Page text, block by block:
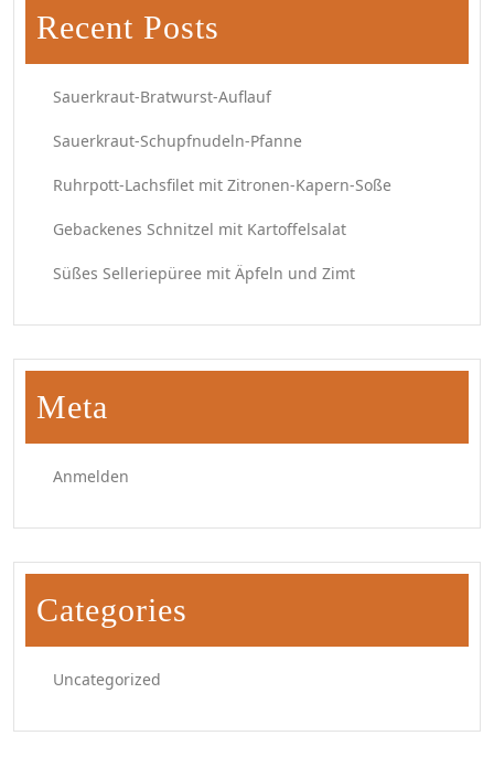
Recent Posts
Sauerkraut-Bratwurst-Auflauf
Sauerkraut-Schupfnudeln-Pfanne
Ruhrpott-Lachsfilet mit Zitronen-Kapern-Soße
Gebackenes Schnitzel mit Kartoffelsalat
Süßes Selleriepüree mit Äpfeln und Zimt
Meta
Anmelden
Categories
Uncategorized